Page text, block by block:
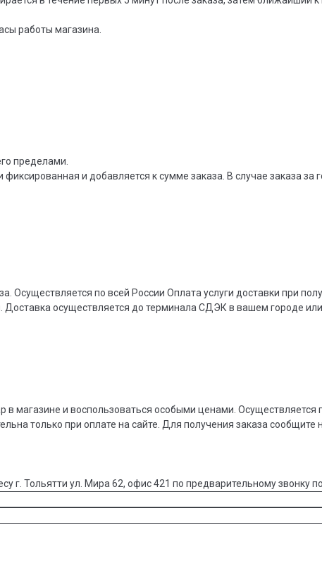
работы магазина.
пределами.
и добавляется к сумме заказа. В случае заказа за
Осуществляется по всей России Оплата услуги доставки при
Доставка осуществляется до терминала СДЭК в вашем городе
магазине и воспользоваться особыми ценами. Осуществляется
только при оплате на сайте. Для получения заказа сообщите
г. Тольятти ул. Мира 62, офис 421 по предварительному звонку